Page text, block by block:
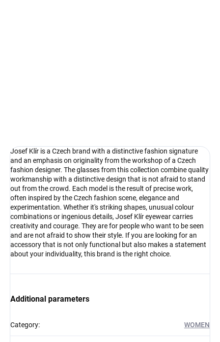
Josef Klír is a Czech brand with a distinctive fashion signature
and an emphasis on originality from the workshop of a Czech
fashion designer. The glasses from this collection combine quality
workmanship with a distinctive design that is not afraid to stand
out from the crowd. Each model is the result of precise work,
often inspired by the Czech fashion scene, elegance and
experimentation. Whether it's striking shapes, unusual colour
combinations or ingenious details, Josef Klír eyewear carries
creativity and courage. They are for people who want to be seen
and are not afraid to show their style. If you are looking for an
accessory that is not only functional but also makes a statement
about your individuality, this brand is the right choice.
Additional parameters
Category: WOMEN